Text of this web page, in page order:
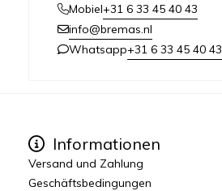
Mobiel+31 6 33 45 40 43
info@bremas.nl
Whatsapp+31 6 33 45 40 43
Informationen
Versand und Zahlung
Geschäftsbedingungen